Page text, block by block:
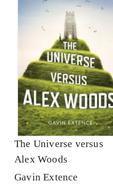
The Universe versus
Alex Woods
Gavin Extence